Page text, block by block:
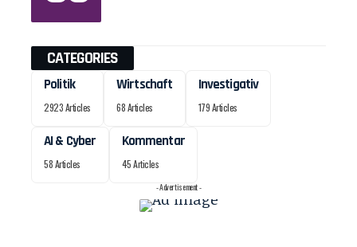
CATEGORIES
Politik
2923 Articles
Wirtschaft
68 Articles
Investigativ
179 Articles
AI & Cyber
58 Articles
Kommentar
45 Articles
- Advertisement -